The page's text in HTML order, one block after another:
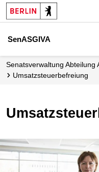
SenASGIVA
Senats­verwaltung Abteilung
Umsatzsteuer­befreiung